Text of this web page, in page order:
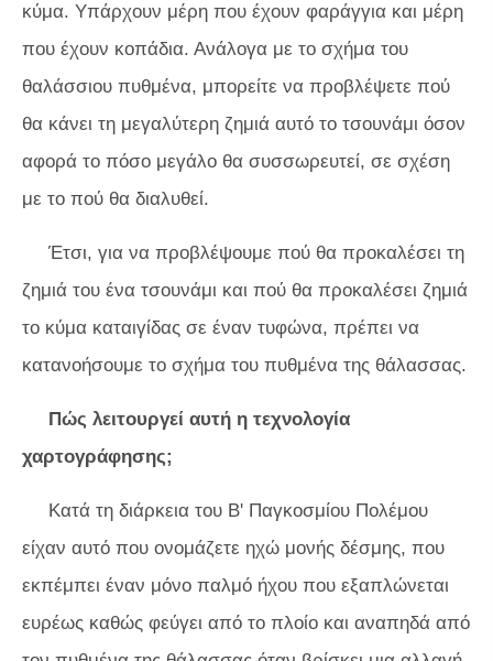
κύμα. Υπάρχουν μέρη που έχουν φαράγγια και μέρη
που έχουν κοπάδια. Ανάλογα με το σχήμα του
θαλάσσιου πυθμένα, μπορείτε να προβλέψετε πού
θα κάνει τη μεγαλύτερη ζημιά αυτό το τσουνάμι όσον
αφορά το πόσο μεγάλο θα συσσωρευτεί, σε σχέση
με το πού θα διαλυθεί.
Έτσι, για να προβλέψουμε πού θα προκαλέσει τη
ζημιά του ένα τσουνάμι και πού θα προκαλέσει ζημιά
το κύμα καταιγίδας σε έναν τυφώνα, πρέπει να
κατανοήσουμε το σχήμα του πυθμένα της θάλασσας.
Πώς λειτουργεί αυτή η τεχνολογία
χαρτογράφησης;
Κατά τη διάρκεια του Β' Παγκοσμίου Πολέμου
είχαν αυτό που ονομάζετε ηχώ μονής δέσμης, που
εκπέμπει έναν μόνο παλμό ήχου που εξαπλώνεται
ευρέως καθώς φεύγει από το πλοίο και αναπηδά από